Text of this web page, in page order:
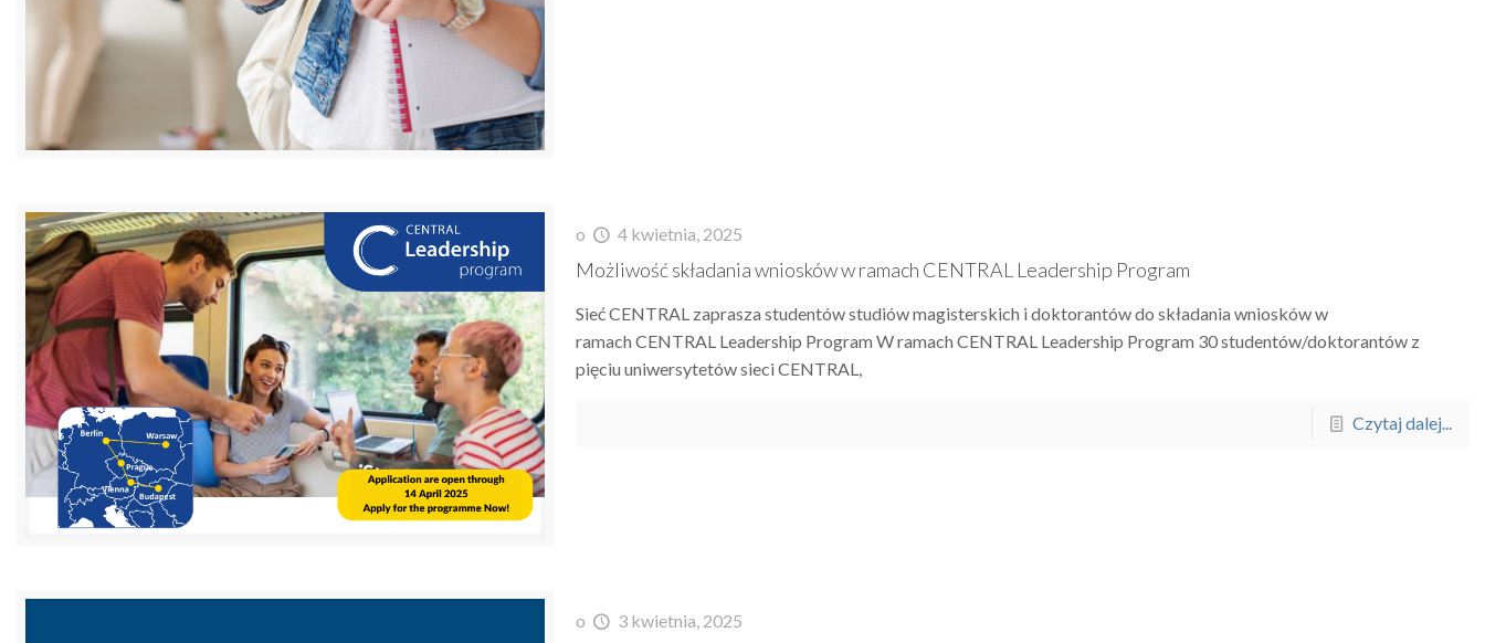
o 4 kwietnia, 2025
Możliwość składania wniosków w ramach CENTRAL Leadership Program
Sieć CENTRAL zaprasza studentów studiów magisterskich i doktorantów do składania wniosków w
ramach CENTRAL Leadership Program W ramach CENTRAL Leadership Program 30 studentów/doktorantów z
pięciu uniwersytetów sieci CENTRAL,
Czytaj dalej...
o 3 kwietnia, 2025